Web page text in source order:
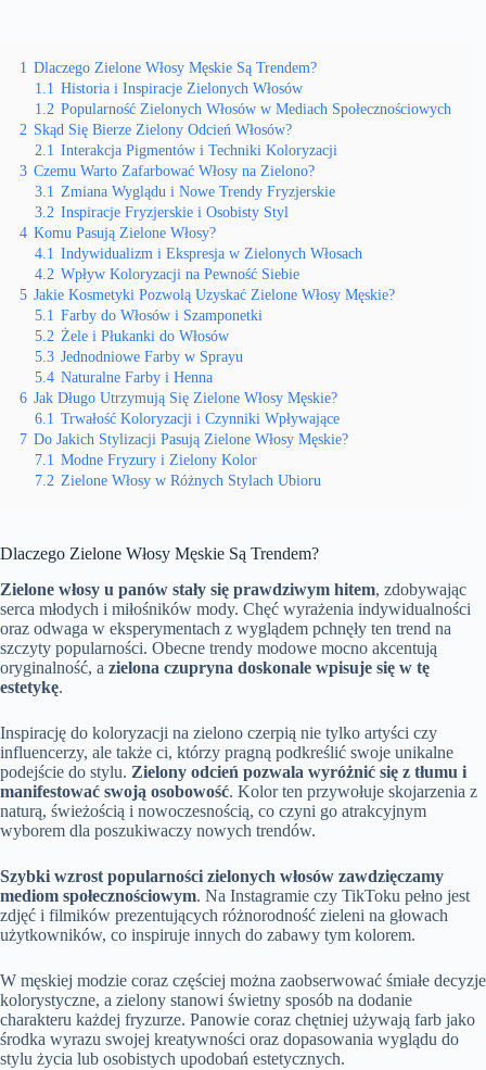
1 Dlaczego Zielone Włosy Męskie Są Trendem?
1.1 Historia i Inspiracje Zielonych Włosów
1.2 Popularność Zielonych Włosów w Mediach Społecznościowych
2 Skąd Się Bierze Zielony Odcień Włosów?
2.1 Interakcja Pigmentów i Techniki Koloryzacji
3 Czemu Warto Zafarbować Włosy na Zielono?
3.1 Zmiana Wyglądu i Nowe Trendy Fryzjerskie
3.2 Inspiracje Fryzjerskie i Osobisty Styl
4 Komu Pasują Zielone Włosy?
4.1 Indywidualizm i Ekspresja w Zielonych Włosach
4.2 Wpływ Koloryzacji na Pewność Siebie
5 Jakie Kosmetyki Pozwolą Uzyskać Zielone Włosy Męskie?
5.1 Farby do Włosów i Szamponetki
5.2 Żele i Płukanki do Włosów
5.3 Jednodniowe Farby w Sprayu
5.4 Naturalne Farby i Henna
6 Jak Długo Utrzymują Się Zielone Włosy Męskie?
6.1 Trwałość Koloryzacji i Czynniki Wpływające
7 Do Jakich Stylizacji Pasują Zielone Włosy Męskie?
7.1 Modne Fryzury i Zielony Kolor
7.2 Zielone Włosy w Różnych Stylach Ubioru
Dlaczego Zielone Włosy Męskie Są Trendem?
Zielone włosy u panów stały się prawdziwym hitem, zdobywając
serca młodych i miłośników mody. Chęć wyrażenia indywidualności
oraz odwaga w eksperymentach z wyglądem pchnęły ten trend na
szczyty popularności. Obecne trendy modowe mocno akcentują
oryginalność, a zielona czupryna doskonale wpisuje się w tę
estetykę.
Inspirację do koloryzacji na zielono czerpią nie tylko artyści czy
influencerzy, ale także ci, którzy pragną podkreślić swoje unikalne
podejście do stylu. Zielony odcień pozwala wyróżnić się z tłumu i
manifestować swoją osobowość. Kolor ten przywołuje skojarzenia z
naturą, świeżością i nowoczesnością, co czyni go atrakcyjnym
wyborem dla poszukiwaczy nowych trendów.
Szybki wzrost popularności zielonych włosów zawdzięczamy
mediom społecznościowym. Na Instagramie czy TikToku pełno jest
zdjęć i filmików prezentujących różnorodność zieleni na głowach
użytkowników, co inspiruje innych do zabawy tym kolorem.
W męskiej modzie coraz częściej można zaobserwować śmiałe decyzje
kolorystyczne, a zielony stanowi świetny sposób na dodanie
charakteru każdej fryzurze. Panowie coraz chętniej używają farb jako
środka wyrazu swojej kreatywności oraz dopasowania wyglądu do
stylu życia lub osobistych upodobań estetycznych.